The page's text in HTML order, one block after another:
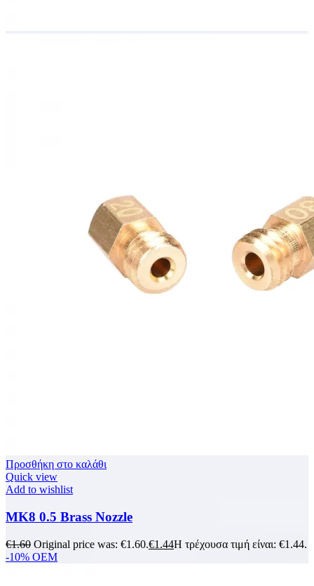
Προσθήκη στο καλάθι
Quick view
Add to wishlist
MK8 0.5 Brass Nozzle
€1.60 Original price was: €1.60.€1.44Η τρέχουσα τιμή είναι: €1.44.
-10% OEM